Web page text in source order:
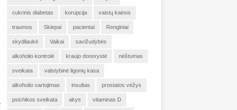
cukrinis diabetas korupcija vaistų kainos
traumos Skiepai pacientai Renginiai
skydliaukė Vaikai savižudybės
alkoholio kontrolė kraujo donorystė nėštumas
sveikata valstybinė ligonių kasa
alkoholio vartojimas insultas prostatos vėžys
psichikos sveikata akys vitaminas D